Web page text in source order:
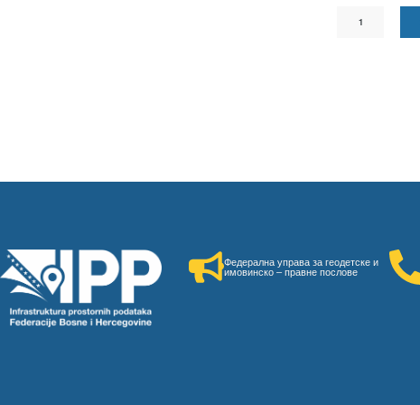
1
Федерална управа за геодетске и
имовинско – правне послове​